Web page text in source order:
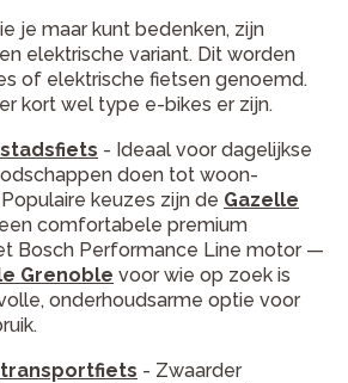
je maar kunt bedenken, zijn
elektrische variant. Dit worden
of elektrische fietsen genoemd.
kort wel type e-bikes er zijn.
- Ideaal voor dagelijkse
doen tot woon-
keuzes zijn de Gazelle
comfortabele premium
Bosch Performance Line motor —
Grenoble voor wie op zoek is
onderhoudsarme optie voor
- Zwaarder